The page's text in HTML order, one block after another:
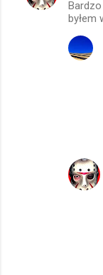
byłem